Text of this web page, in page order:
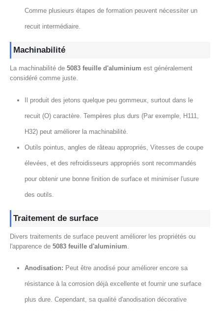
Comme plusieurs étapes de formation peuvent nécessiter un
recuit intermédiaire.
Machinabilité
La machinabilité de 5083 feuille d'aluminium est généralement
considéré comme juste.
Il produit des jetons quelque peu gommeux, surtout dans le
recuit (O) caractère. Tempères plus durs (Par exemple, H111,
H32) peut améliorer la machinabilité.
Outils pointus, angles de râteau appropriés, Vitesses de coupe
élevées, et des refroidisseurs appropriés sont recommandés
pour obtenir une bonne finition de surface et minimiser l'usure
des outils.
Traitement de surface
Divers traitements de surface peuvent améliorer les propriétés ou
l'apparence de 5083 feuille d'aluminium
Anodisation: Peut être anodisé pour améliorer encore sa
résistance à la corrosion déjà excellente et fournir une surface
plus dure. Cependant, sa qualité d'anodisation décorative